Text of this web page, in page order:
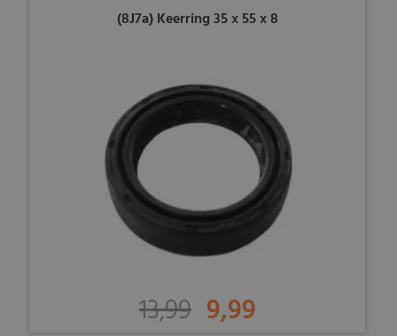
(8J7a) Keerring 35 x 55 x 8
13,99 9,99